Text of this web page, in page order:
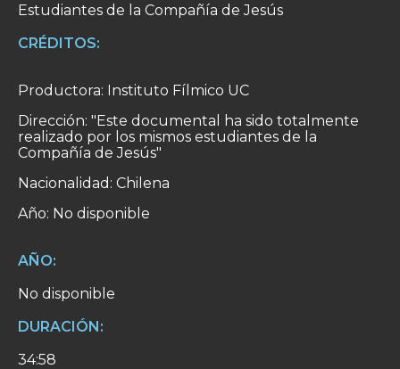
Estudiantes de la Compañía de Jesús
CRÉDITOS:
Productora: Instituto Fílmico UC
Dirección: "Este documental ha sido totalmente
realizado por los mismos estudiantes de la
Compañía de Jesús"
Nacionalidad: Chilena
Año: No disponible
AÑO:
No disponible
DURACIÓN:
34:58